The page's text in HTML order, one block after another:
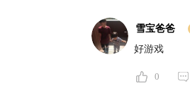
雪宝爸爸
好游戏
0